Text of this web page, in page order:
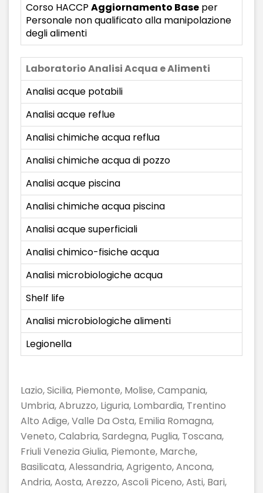
Corso HACCP Aggiornamento Base per
Personale non qualificato alla manipolazione
degli alimenti
Laboratorio Analisi Acqua e Alimenti
Analisi acque potabili
Analisi acque reflue
Analisi chimiche acqua reflua
Analisi chimiche acqua di pozzo
Analisi acque piscina
Analisi chimiche acqua piscina
Analisi acque superficiali
Analisi chimico-fisiche acqua
Analisi microbiologiche acqua
Shelf life
Analisi microbiologiche alimenti
Legionella
Lazio, Sicilia, Piemonte, Molise, Campania,
Umbria, Abruzzo, Liguria, Lombardia, Trentino
Alto Adige, Valle Da Osta, Emilia Romagna,
Veneto, Calabria, Sardegna, Puglia, Toscana,
Friuli Venezia Giulia, Piemonte, Marche,
Basilicata, Alessandria, Agrigento, Ancona,
Andria, Aosta, Arezzo, Ascoli Piceno, Asti, Bari,